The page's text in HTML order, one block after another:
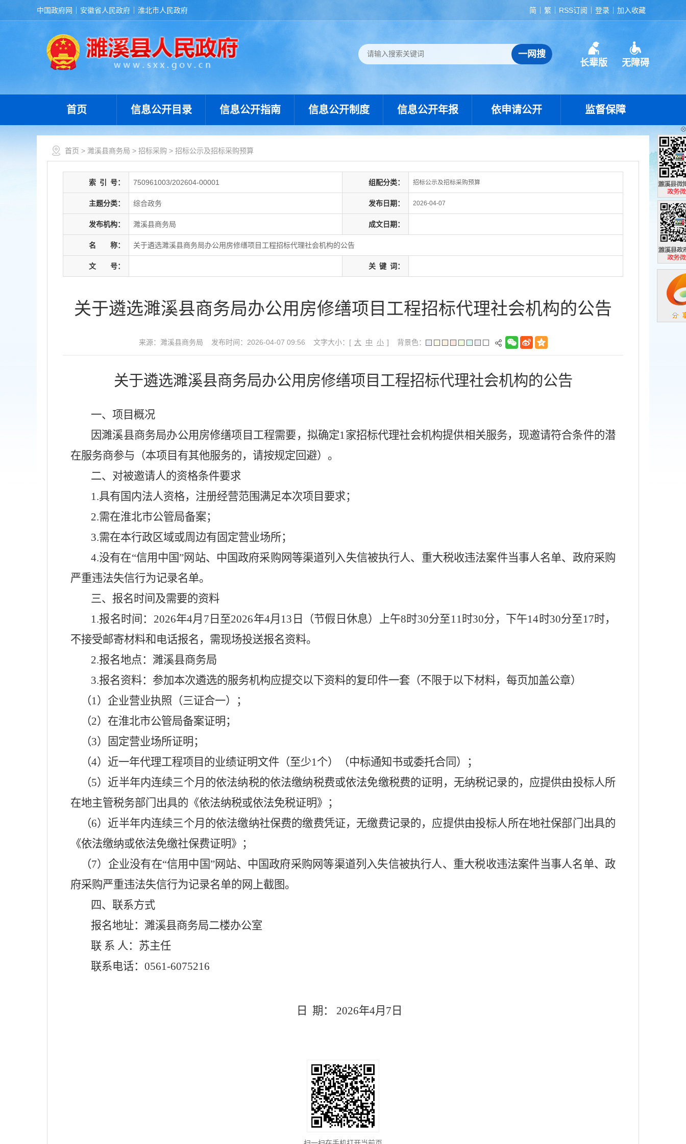
中国政府网 安徽省人民政府 淮北市人民政府 简 繁 RSS订阅 登录 加入收藏
长辈版 无障碍
首页 信息公开目录 信息公开指南 信息公开制度 信息公开年报 依申请公开 监督保障
首页 > 濉溪县商务局 > 招标采购 > 招标公示及招标采购预算
索 引 号： 750961003/202604-00001 组配分类： 招标公示及招标采购预算
主题分类： 综合政务 发布日期： 2026-04-07
发布机构： 濉溪县商务局 成文日期：
名 称： 关于遴选濉溪县商务局办公用房修缮项目工程招标代理社会机构的公告
文 号： 关 键 词：
关于遴选濉溪县商务局办公用房修缮项目工程招标代理社会机构的公告
来源：濉溪县商务局 发布时间：2026-04-07 09:56 文字大小：[ 大 中 小 ] 背景色：
关于遴选濉溪县商务局办公用房修缮项目工程招标代理社会机构的公告
一、项目概况
因 濉溪县商务局办公用房修缮项目工程需要， 拟确定1家招标代理社会机构提供相关服务，现邀请符合条件的潜
在服务商参与（本项目有其他服务的，请按规定回避）。
二、对被邀请人的资格条件要求
1.具有国内法人资格，注册经营范围满足本次项目要求；
2.需在淮北市公管局备案；
3.需在本行政区域或周边有固定营业场所；
4.没有在“信用中国”网站、中国政府采购网等渠道列入失信被执行人、重大税收违法案件当事人名单、政府采购
严重违法失信行为记录名单。
三、报名时间及需要的资料
1.报名时间 ： 2026年4月 7 日至2026年4月 13 日（节假日休息） 上午8时30分至11时30分，下午14时30分至17时，
不接受邮寄材料和电话报名，需现场投送报名资料。
2.报名地点：濉溪县商务局
3.报名资料：参加本次遴选的服务机构应提交以下资料的复印件一套（不限于以下材料，每页加盖公章）
（1）企业营业执照（三证合一）；
（2）在淮北市公管局备案证明；
（3）固定营业场所证明；
（4）近一年代理工程项目的业绩证明文件（至少1个）（中标通知书或委托合同）；
（5）近半年内连续三个月的依法纳税的依法缴纳税费或依法免缴税费的证明，无纳税记录的，应提供由投标人所
在地主管税务部门出具的《依法纳税或依法免税证明》；
（6）近半年内连续三个月的依法缴纳社保费的缴费凭证，无缴费记录的，应提供由投标人所在地社保部门出具的
《依法缴纳或依法免缴社保费证明》；
（7）企业没有在“信用中国”网站、中国政府采购网等渠道列入失信被执行人、重大税收违法案件当事人名单、政
府采购严重违法失信行为记录名单的网上截图。
四、联系方式
报名地址：濉溪县商务局二楼办公室
联 系 人： 苏主任
联系电话： 0561-6075216
日 期： 2026年4月 7 日
濉溪县政
政务微博
濉溪县政
政务微信